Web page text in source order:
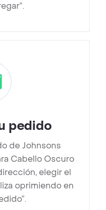
pedido
de Johnsons
Cabello Oscuro
elegir el
oprimiendo en